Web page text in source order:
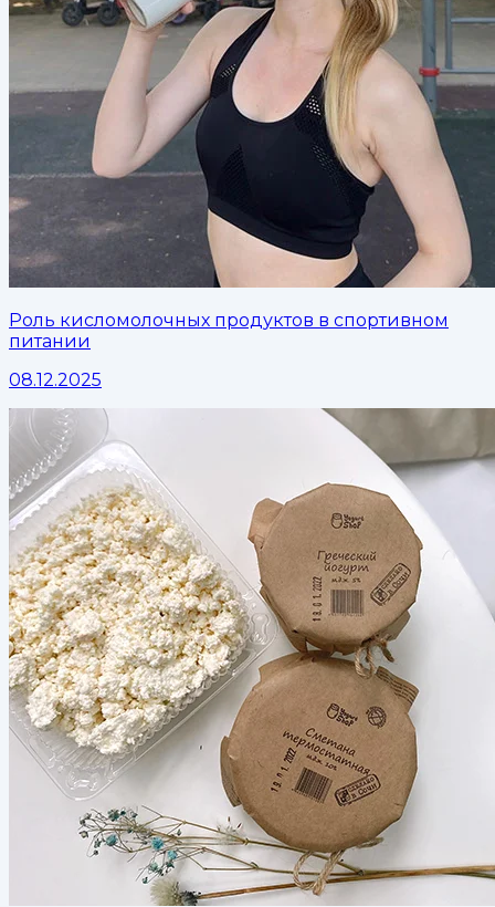
Роль кисломолочных продуктов в спортивном
питании
08.12.2025